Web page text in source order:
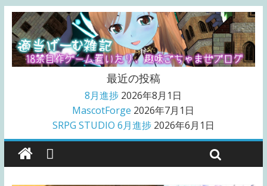
最近の投稿
8月進捗 2026年8月1日
MascotForge 2026年7月1日
SRPG STUDIO 6月進捗 2026年6月1日